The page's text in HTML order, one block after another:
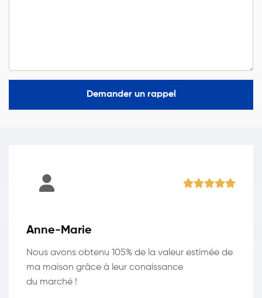
Demander un rappel
Anne-Marie
Nous avons obtenu 105% de la valeur estimée de
ma maison grâce à leur conaissance
du marché !